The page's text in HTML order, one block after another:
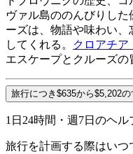
ヴァル島ののんびりし
ーズは、物語や味わい
してくれる。
クロアチア
エスケープとクルーズの
旅行につき$635から$5,202
1日24時間・週7日のヘル
旅行を計画する際はい